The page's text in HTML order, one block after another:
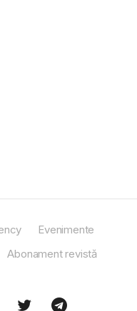
Evenimente
Abonament revistă